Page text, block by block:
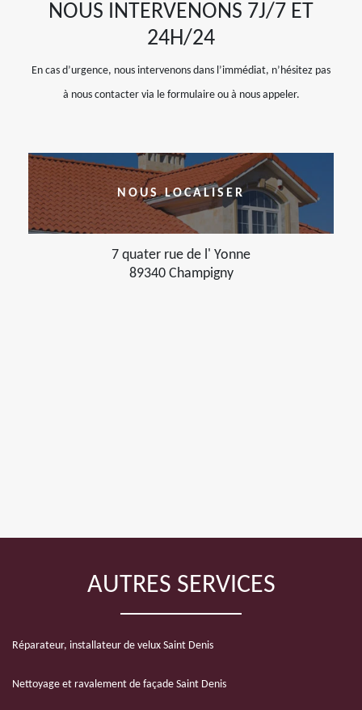
NOUS INTERVENONS 7J/7 ET
24H/24
En cas d’urgence, nous intervenons dans l’immédiat, n’hésitez pas
à nous contacter via le formulaire ou à nous appeler.
NOUS LOCALISER
7 quater rue de l' Yonne
89340 Champigny
AUTRES SERVICES
Réparateur, installateur de velux Saint Denis
Nettoyage et ravalement de façade Saint Denis